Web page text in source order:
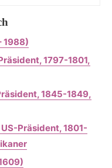
1988)
1797-1801,
1845-1849,
Präsident, 1801-